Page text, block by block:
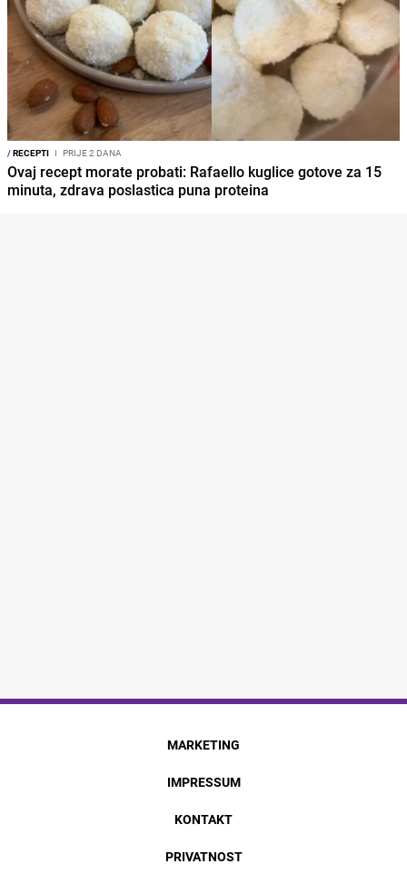
/RECEPTI I PRIJE 2 DANA
Ovaj recept morate probati: Rafaello kuglice gotove za 15
minuta, zdrava poslastica puna proteina
MARKETING
IMPRESSUM
KONTAKT
PRIVATNOST